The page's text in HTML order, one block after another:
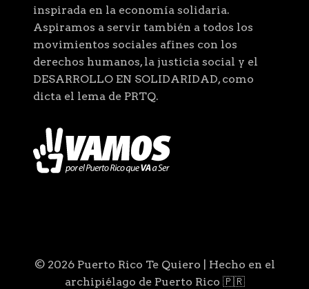
inspirada en la economía solidaria.
Aspiramos a servir también a todos los
movimientos sociales afines con los
derechos humanos, la justicia social y el
DESARROLLO EN SOLIDARIDAD, como
dicta el lema de PRTQ.
© 2026 Puerto Rico Te Quiero | Hecho en el
archipiélago de Puerto Rico 🇵🇷